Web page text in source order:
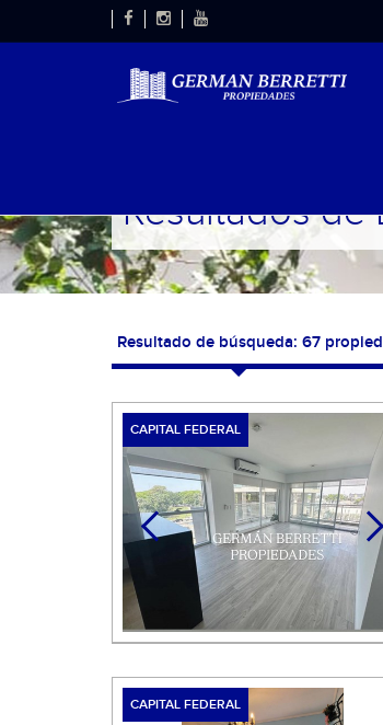
Resultados de
Resultado de búsqueda: 67
CAPITAL FEDERAL
CAPITAL FEDERAL